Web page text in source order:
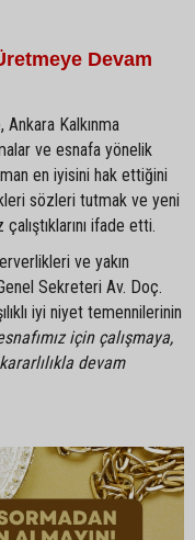
Devam
Kalkınma
ve esnafa yönelik
en iyisini hak ettiğini
sözleri tutmak ve yeni
ifade etti.
ve yakın
Sekreteri Av. Doç.
iyi niyet temennilerinin
için çalışmaya,
devam